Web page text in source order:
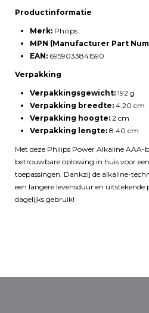
Productinformatie
Merk: Philips
MPN (Manufacturer Part
EAN: 6959033841590
Verpakking
Verpakkingsgewicht: 192 g
Verpakking breedte: 4.20 cm
Verpakking hoogte: 2 cm
Verpakking lengte: 8.40 cm
Met deze Philips Power Alkaline AAA-
betrouwbare oplossing in huis voor
toepassingen. Dankzij de alkaline-
een langere levensduur en uitstekende
dagelijks gebruik!